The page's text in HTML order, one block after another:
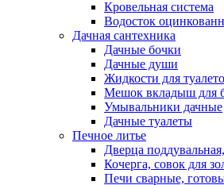
Кровельная система
Водосток
Дачная сантехника
Дачные бочки
Дачные души
Жидкости для
Мешок вкладыш для
Умывальники дачные
Дачные туалеты
Печное литье
Дверца
Кочерга, совок для
Печи сварные,